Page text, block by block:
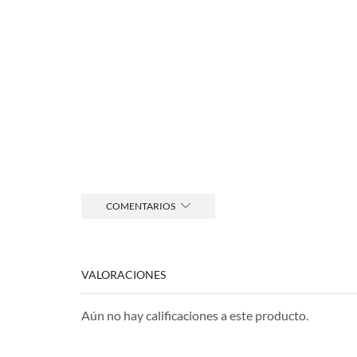
COMENTARIOS
VALORACIONES
Aún no hay calificaciones a este producto.